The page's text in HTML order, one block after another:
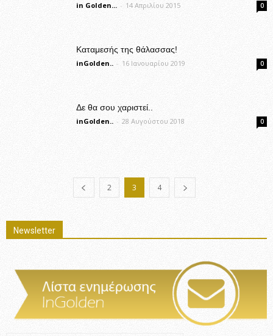
in Golden... - 14 Απριλίου 2015 0
Καταμεσής της θάλασσας!
inGolden.. - 16 Ιανουαρίου 2019 0
Δε θα σου χαριστεί..
inGolden.. - 28 Αυγούστου 2018 0
2 3 4
Newsletter